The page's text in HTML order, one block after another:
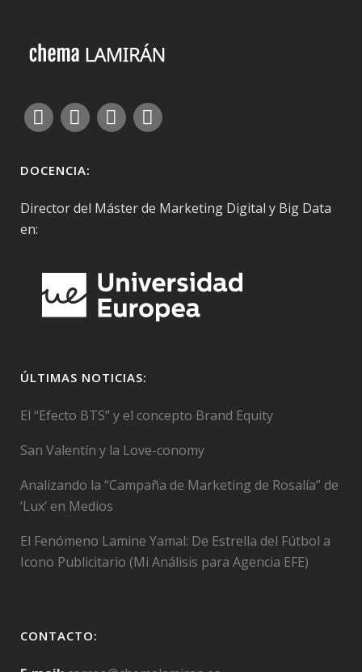
DOCENCIA:
Director del Máster de Marketing Digital y Big Data
en:
ÚLTIMAS NOTICIAS:
El “Efecto BTS” y el concepto Brand Equity
San Valentín y la Love-conomy
Analizando la “Campaña de Marketing de Rosalía” de
‘Lux’ en Medios
El Fenómeno Lamine Yamal: De Estrella del Fútbol a
Icono Publicitario (Mi Análisis para Agencia EFE)
CONTACTO: